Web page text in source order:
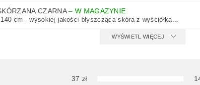
CZARNA– W MAGAZYNIE
140 cm - wysokiej jakości błyszcząca skóra z wyściółką...
WYŚWIETL WIĘCEJ
37 zł